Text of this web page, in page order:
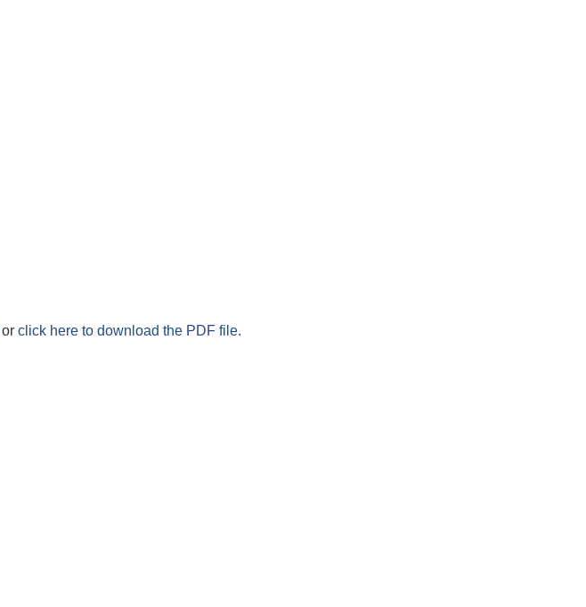
or click here to download the PDF file.